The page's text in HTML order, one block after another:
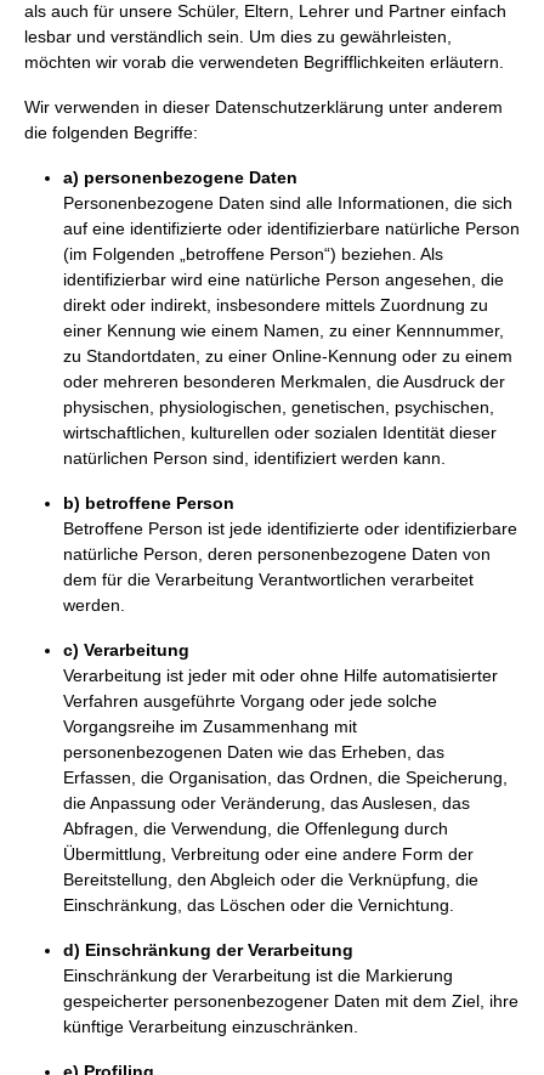
als auch für unsere Schüler, Eltern, Lehrer und Partner einfach
lesbar und verständlich sein. Um dies zu gewährleisten,
möchten wir vorab die verwendeten Begrifflichkeiten erläutern.
Wir verwenden in dieser Datenschutzerklärung unter anderem
die folgenden Begriffe:
a) personenbezogene Daten
Personenbezogene Daten sind alle Informationen, die sich
auf eine identifizierte oder identifizierbare natürliche Person
(im Folgenden „betroffene Person“) beziehen. Als
identifizierbar wird eine natürliche Person angesehen, die
direkt oder indirekt, insbesondere mittels Zuordnung zu
einer Kennung wie einem Namen, zu einer Kennnummer,
zu Standortdaten, zu einer Online-Kennung oder zu einem
oder mehreren besonderen Merkmalen, die Ausdruck der
physischen, physiologischen, genetischen, psychischen,
wirtschaftlichen, kulturellen oder sozialen Identität dieser
natürlichen Person sind, identifiziert werden kann.
b) betroffene Person
Betroffene Person ist jede identifizierte oder identifizierbare
natürliche Person, deren personenbezogene Daten von
dem für die Verarbeitung Verantwortlichen verarbeitet
werden.
c) Verarbeitung
Verarbeitung ist jeder mit oder ohne Hilfe automatisierter
Verfahren ausgeführte Vorgang oder jede solche
Vorgangsreihe im Zusammenhang mit
personenbezogenen Daten wie das Erheben, das
Erfassen, die Organisation, das Ordnen, die Speicherung,
die Anpassung oder Veränderung, das Auslesen, das
Abfragen, die Verwendung, die Offenlegung durch
Übermittlung, Verbreitung oder eine andere Form der
Bereitstellung, den Abgleich oder die Verknüpfung, die
Einschränkung, das Löschen oder die Vernichtung.
d) Einschränkung der Verarbeitung
Einschränkung der Verarbeitung ist die Markierung
gespeicherter personenbezogener Daten mit dem Ziel, ihre
künftige Verarbeitung einzuschränken.